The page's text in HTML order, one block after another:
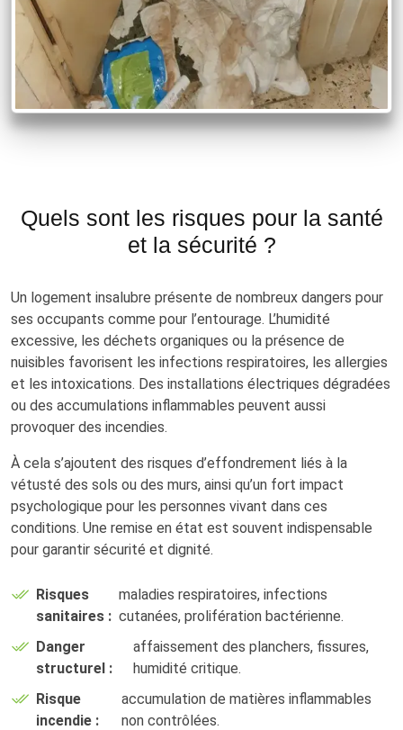
Quels sont les risques pour la santé
et la sécurité ?
Un logement insalubre présente de nombreux dangers pour
ses occupants comme pour l’entourage. L’humidité
excessive, les déchets organiques ou la présence de
nuisibles favorisent les infections respiratoires, les allergies
et les intoxications. Des installations électriques dégradées
ou des accumulations inflammables peuvent aussi
provoquer des incendies.
À cela s’ajoutent des risques d’effondrement liés à la
vétusté des sols ou des murs, ainsi qu’un fort impact
psychologique pour les personnes vivant dans ces
conditions. Une remise en état est souvent indispensable
pour garantir sécurité et dignité.
Risques
sanitaires :
maladies respiratoires, infections
cutanées, prolifération bactérienne.
Danger
structurel :
affaissement des planchers, fissures,
humidité critique.
Risque
incendie :
accumulation de matières inflammables
non contrôlées.